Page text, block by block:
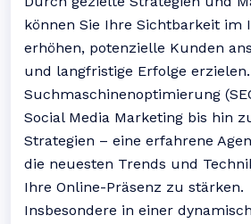
können Sie Ihre Sichtbarkeit im
erhöhen, potenzielle Kunden
und langfristige Erfolge erzielen.
Suchmaschinenoptimierung
Social Media Marketing bis hin
Strategien – eine erfahrene
die neuesten Trends und
Ihre Online-Präsenz zu stärken.
Insbesondere in einer